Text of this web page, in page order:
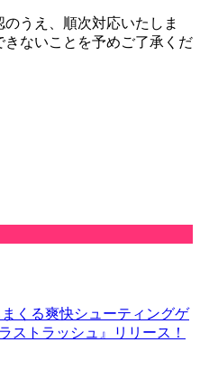
うえ、順次対応いたしま
ないことを予めご了承くだ
くる爽快シューティングゲ
ストラッシュ』リリース！